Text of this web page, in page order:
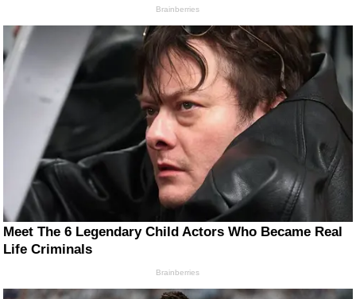
Brainberries
Meet The 6 Legendary Child Actors Who Became Real
Life Criminals
Brainberries